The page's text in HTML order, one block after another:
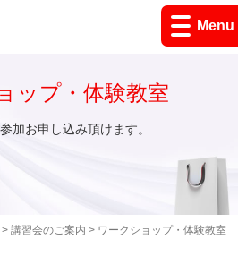
Menu
講習会のご案内 > ワークショップ・体験教室
ップ・体験教室
加お申し込み頂けます。